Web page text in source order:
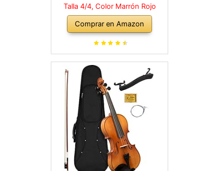
Talla 4/4, Color Marrón Rojo
Comprar en Amazon